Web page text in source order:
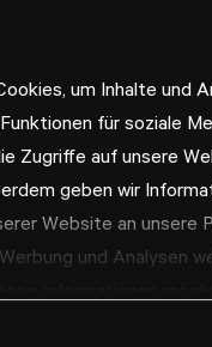
um Inhalte und
für soziale
Zugriffe auf unsere
geben wir
Website an unsere
und Analysen